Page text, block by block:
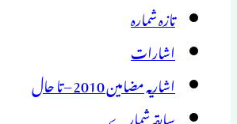
تازہ شمارہ
اشارات
اشاریہ مضامین 2010 – تا حال
سابقہ شمارے